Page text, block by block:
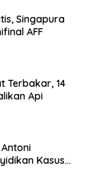
Singapura
AFF
Terbakar, 14
Api
Kasus